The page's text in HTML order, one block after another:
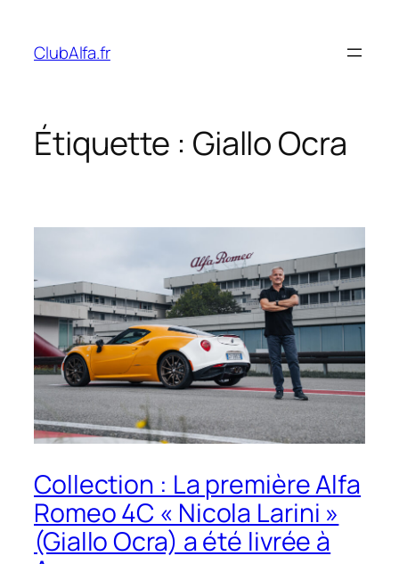
contenu
ClubAlfa.fr
Étiquette : Giallo Ocra
Collection : La première Alfa
Romeo 4C « Nicola Larini »
(Giallo Ocra) a été livrée à